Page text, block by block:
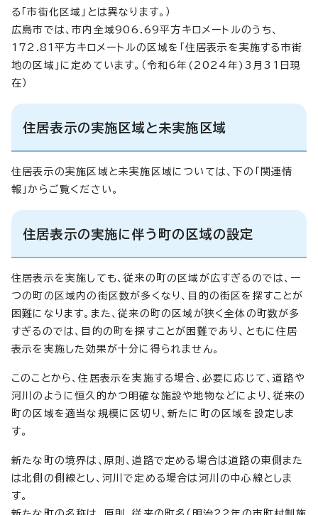
る「市街化区域」とは異なります。）
広島市では、市内全域906.69平方キロメートルのうち、
172.81平方キロメートルの区域を「住居表示を実施する市街
地の区域」に定めています。（令和6年(2024年)3月31日現
在）
住居表示の実施区域と未実施区域
住居表示の実施区域と未実施区域については、下の「関連情
報」からご覧ください。
住居表示の実施に伴う町の区域の設定
住居表示を実施しても、従来の町の区域が広すぎるのでは、一
つの町の区域内の街区数が多くなり、目的の街区を探すことが
困難になります。また、従来の町の区域が狭く全体の町数が多
すぎるのでは、目的の町を探すことが困難であり、ともに住居
表示を実施した効果が十分に得られません。
このことから、住居表示を実施する場合、必要に応じて、道路や
河川のように恒久的かつ明確な施設や地物などにより、従来の
町の区域を適当な規模に区切り、新たに町の区域を設定しま
す。
新たな町の境界は、原則、道路で定める場合は道路の東側また
は北側の側線とし、河川で定める場合は河川の中心線としま
す。